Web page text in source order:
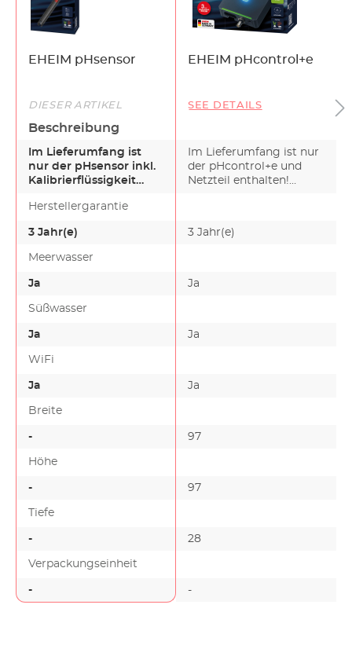
EHEIM pHsensor EHEIM pHcontrol+e
DIESER ARTIKEL SEE DETAILS
Beschreibung
Im Lieferumfang ist
nur der pHsensor inkl.
Kalibrierflüssigkeit
pHco…
Im Lieferumfang ist nur
der pHcontrol+e und
Netzteil enthalten!
Herstellergarantie
3 Jahr(e) 3 Jahr(e)
Meerwasser
Ja Ja
Süßwasser
Ja Ja
WiFi
Ja Ja
Breite
- 97
Höhe
- 97
Tiefe
- 28
Verpackungseinheit
- -